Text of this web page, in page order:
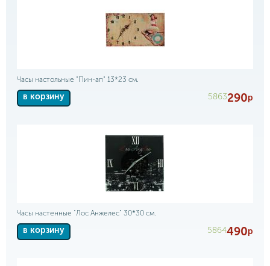
Часы настольные "Пин-ап" 13*23 см.
в корзину 5863290р
Часы настенные "Лос Анжелес" 30*30 см.
в корзину 5864490р